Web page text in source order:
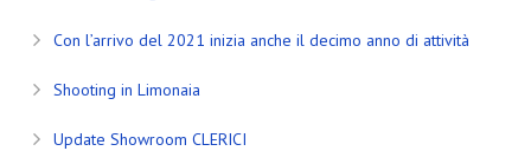
Con l’arrivo del 2021 inizia anche il decimo anno di attività
Shooting in Limonaia
Update Showroom CLERICI